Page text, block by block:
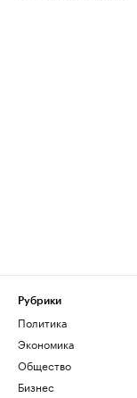
Рубрики
Политика
Экономика
Общество
Бизнес